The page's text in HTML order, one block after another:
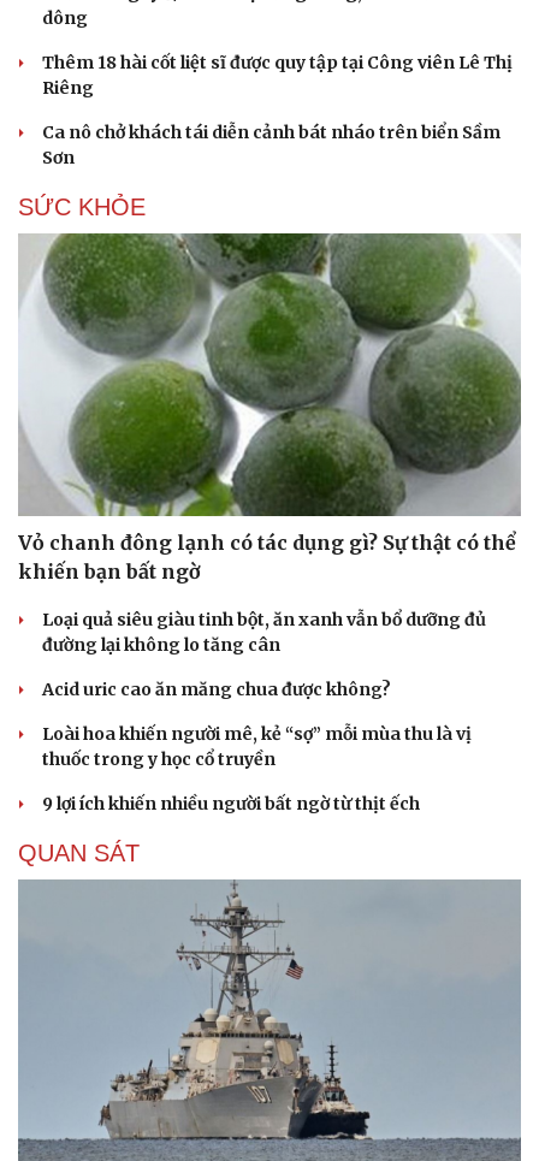
Du lịch
Tư vấn
Săn Tour
Podcast
Câu chuyện thời sự
Đọc truyện đêm khuya
Cửa sổ tình yêu
Kể chuyện cho bé
Hạt giống tâm hồn
dông
Thêm 18 hài cốt liệt sĩ được quy tập tại Công viên Lê Thị
Riêng
Ca nô chở khách tái diễn cảnh bát nháo trên biển Sầm
Sơn
SỨC KHỎE
Vỏ chanh đông lạnh có tác dụng gì? Sự thật có thể
khiến bạn bất ngờ
Loại quả siêu giàu tinh bột, ăn xanh vẫn bổ dưỡng đủ
đường lại không lo tăng cân
Acid uric cao ăn măng chua được không?
Loài hoa khiến người mê, kẻ “sợ” mỗi mùa thu là vị
thuốc trong y học cổ truyền
9 lợi ích khiến nhiều người bất ngờ từ thịt ếch
QUAN SÁT